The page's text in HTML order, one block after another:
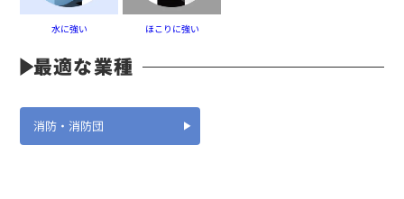
水に強い ほこりに強い
最適な業種
消防・消防団